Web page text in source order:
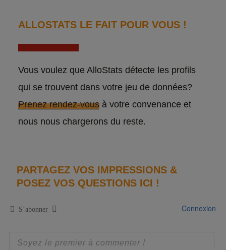
ALLOSTATS LE FAIT POUR VOUS !
Vous voulez que AlloStats détecte les profils
qui se trouvent dans votre jeu de données?
Prenez rendez-vousà votre convenance et
nous nous chargerons du reste.
PARTAGEZ VOS IMPRESSIONS &
POSEZ VOS QUESTIONS ICI !
S’abonner Connexion